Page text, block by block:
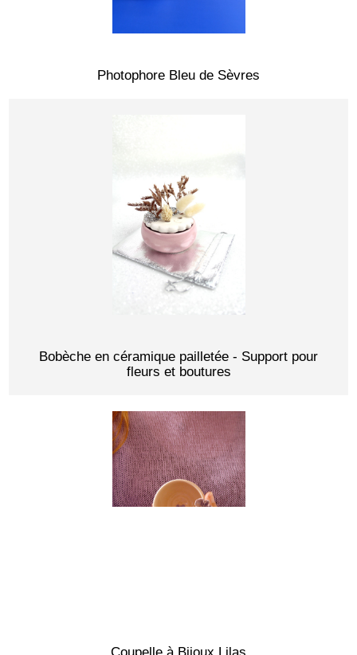
Photophore Bleu de Sèvres
Bobèche en céramique pailletée - Support pour
fleurs et boutures